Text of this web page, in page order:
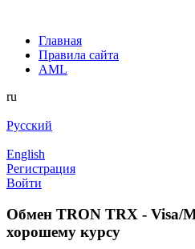
Главная
Правила сайта
AML
ru
Русский
English
Регистрация
Войти
Обмен TRON TRX - Visa/
хорошему курсу